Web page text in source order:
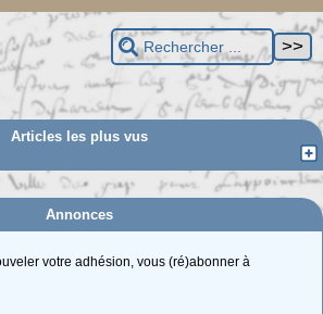
Articles les plus vus
Annonces
votre adhésion, vous (ré)abonner à